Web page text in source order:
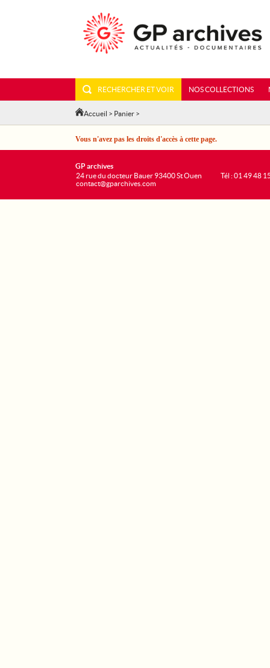
RECHERCHER ET VOIR NOS COLLECTIONS
Accueil > Panier >
Vous n'avez pas les droits d'accès à cette page.
GP archives
24 rue du docteur Bauer 93400 St Ouen
contact@gparchives.com
Tél : 01 49 48